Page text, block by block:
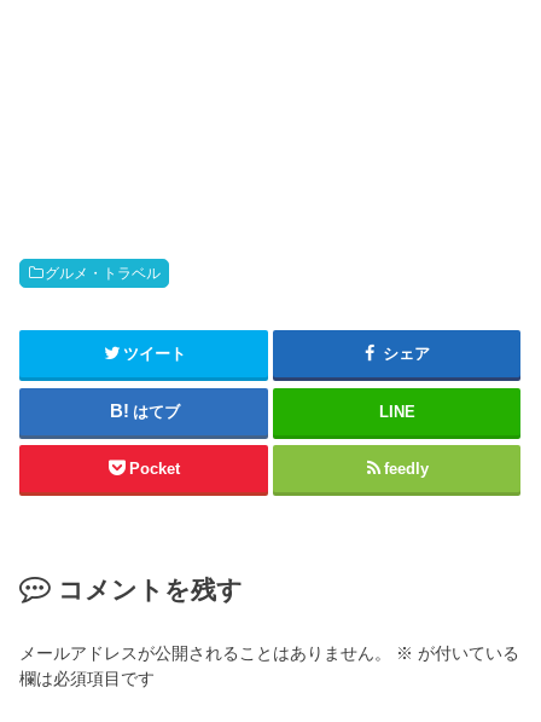
グルメ・トラベル
ツイート シェア
はてブ LINE
Pocket feedly
コメントを残す
メールアドレスが公開されることはありません。 ※ が付いている
欄は必須項目です